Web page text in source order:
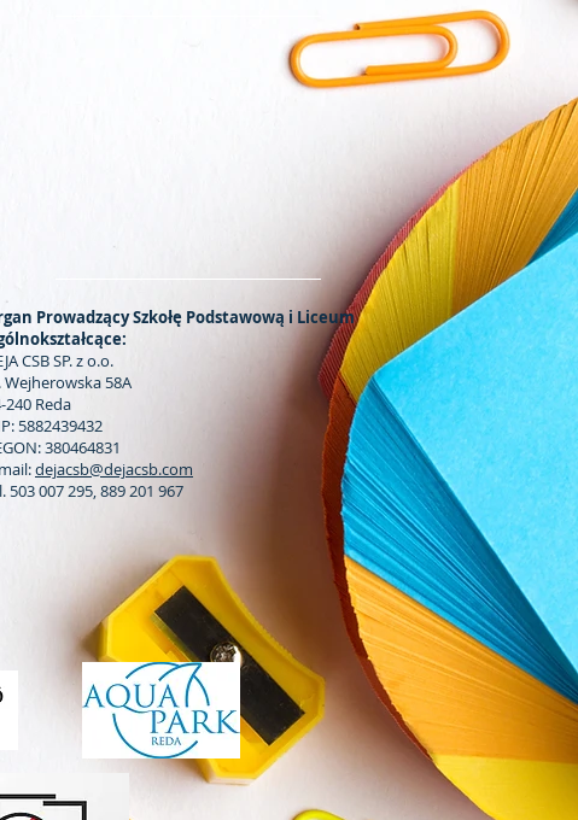
Prowadzący Szkołę Podstawową i Liceum
CSB SP. z o.o.
Wejherowska 58A
240 Reda
5882439432
380464831
dejacsb@dejacsb.com
503 007 295, 889 201 967